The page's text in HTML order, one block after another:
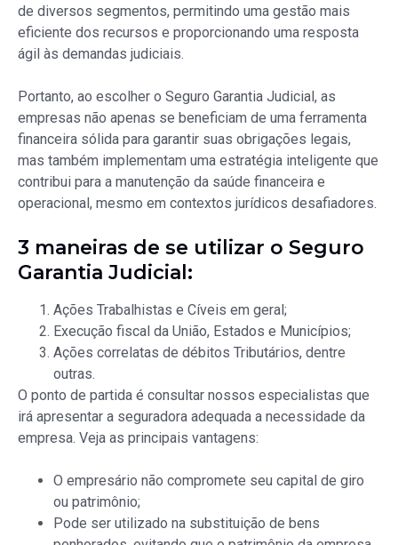
de diversos segmentos, permitindo uma gestão mais
eficiente dos recursos e proporcionando uma resposta
ágil às demandas judiciais.
Portanto, ao escolher o Seguro Garantia Judicial, as
empresas não apenas se beneficiam de uma ferramenta
financeira sólida para garantir suas obrigações legais,
mas também implementam uma estratégia inteligente que
contribui para a manutenção da saúde financeira e
operacional, mesmo em contextos jurídicos desafiadores.
3 maneiras de se utilizar o Seguro
Garantia Judicial:
Ações Trabalhistas e Cíveis em geral;
Execução fiscal da União, Estados e Municípios;
Ações correlatas de débitos Tributários, dentre
outras.
O ponto de partida é consultar nossos especialistas que
irá apresentar a seguradora adequada a necessidade da
empresa. Veja as principais vantagens:
O empresário não compromete seu capital de giro
ou patrimônio;
Pode ser utilizado na substituição de bens